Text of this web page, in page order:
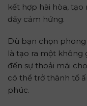
kết hợp hài hòa,
đầy cảm hứng.
Dù bạn chọn
là tạo ra một không
đến sự thoải mái
có thể trở thành tổ
phúc.